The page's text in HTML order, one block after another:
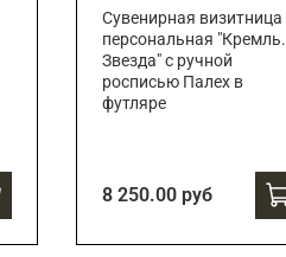
Сувенирная визитница
персональная "Кремль.
Звезда" с ручной
росписью Палех в
футляре
8 250.00 руб